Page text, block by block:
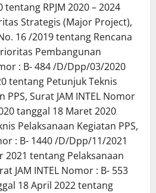
RPJM 2020 – 2024
Strategis (Major Project),
16 /2019 tentang Rencana
Pembangunan
: B- 484 /D/Dpp/03/2020
tentang Petunjuk Teknis
PPS, Surat JAM INTEL Nomor
tanggal 18 Maret 2020
Pelaksanaan Kegiatan PPS,
: B- 1440 /D/Dpp/11/2021
2021 tentang Pelaksanaan
JAM INTEL Nomor : B- 553
18 April 2022 tentang